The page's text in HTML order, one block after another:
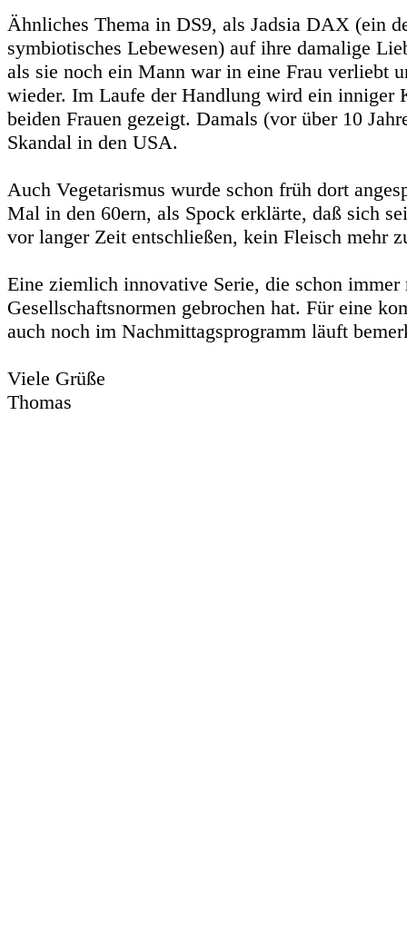
Ähnliches Thema in DS9, als Jadsia DAX (ein
symbiotisches Lebewesen) auf ihre damalige
als sie noch ein Mann war in eine Frau verliebt
wieder. Im Laufe der Handlung wird ein inniger
beiden Frauen gezeigt. Damals (vor über 10
Skandal in den USA.
Auch Vegetarismus wurde schon früh dort
Mal in den 60ern, als Spock erklärte, daß sich
vor langer Zeit entschließen, kein Fleisch mehr
Eine ziemlich innovative Serie, die schon immer
Gesellschaftsnormen gebrochen hat. Für eine
auch noch im Nachmittagsprogramm läuft
Viele Grüße
Thomas